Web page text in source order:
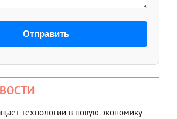
Отправить
технологии в новую экономику